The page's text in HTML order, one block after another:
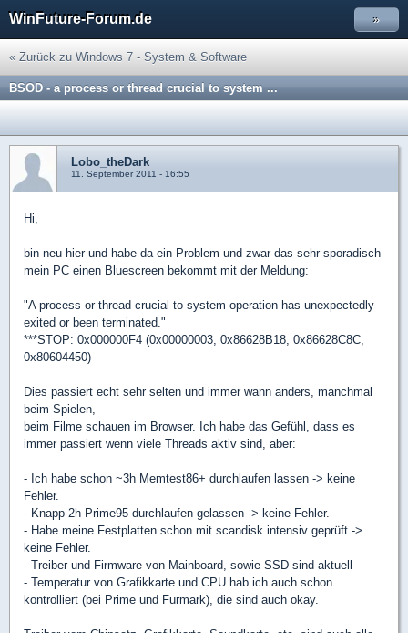
WinFuture-Forum.de »
« Zurück zu Windows 7 - System & Software
BSOD - a process or thread crucial to system ...
Lobo_theDark
11. September 2011 - 16:55
Hi,
bin neu hier und habe da ein Problem und zwar das sehr sporadisch
mein PC einen Bluescreen bekommt mit der Meldung:
"A process or thread crucial to system operation has unexpectedly
exited or been terminated."
***STOP: 0x000000F4 (0x00000003, 0x86628B18, 0x86628C8C,
0x80604450)
Dies passiert echt sehr selten und immer wann anders, manchmal
beim Spielen,
beim Filme schauen im Browser. Ich habe das Gefühl, dass es
immer passiert wenn viele Threads aktiv sind, aber:
- Ich habe schon ~3h Memtest86+ durchlaufen lassen -> keine
Fehler.
- Knapp 2h Prime95 durchlaufen gelassen -> keine Fehler.
- Habe meine Festplatten schon mit scandisk intensiv geprüft ->
keine Fehler.
- Treiber und Firmware von Mainboard, sowie SSD sind aktuell
- Temperatur von Grafikkarte und CPU hab ich auch schon
kontrolliert (bei Prime und Furmark), die sind auch okay.